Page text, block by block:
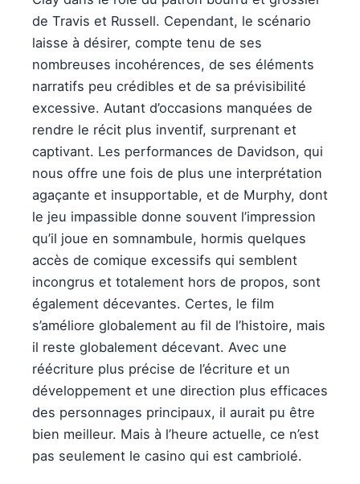
de Travis et Russell. Cependant, le scénario
laisse à désirer, compte tenu de ses
nombreuses incohérences, de ses éléments
narratifs peu crédibles et de sa prévisibilité
excessive. Autant d’occasions manquées de
rendre le récit plus inventif, surprenant et
captivant. Les performances de Davidson, qui
nous offre une fois de plus une interprétation
agaçante et insupportable, et de Murphy, dont
le jeu impassible donne souvent l’impression
qu’il joue en somnambule, hormis quelques
accès de comique excessifs qui semblent
incongrus et totalement hors de propos, sont
également décevantes. Certes, le film
s’améliore globalement au fil de l’histoire, mais
il reste globalement décevant. Avec une
réécriture plus précise de l’écriture et un
développement et une direction plus efficaces
des personnages principaux, il aurait pu être
bien meilleur. Mais à l’heure actuelle, ce n’est
pas seulement le casino qui est cambriolé.